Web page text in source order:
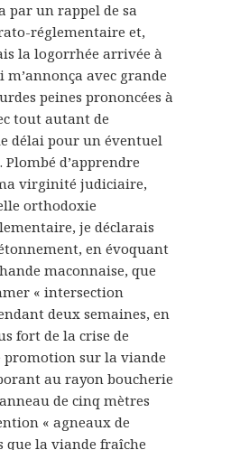
par un rappel de sa
réglementaire et,
la logorrhée arrivée à
m’annonça avec grande
peines prononcées à
tout autant de
délai pour un éventuel
d’apprendre
virginité judiciaire,
orthodoxie
je déclarais
en évoquant
maconnaise, que
« intersection
deux semaines, en
fort de la crise de
promotion sur la viande
au rayon boucherie
de cinq mètres
« agneaux de
que la viande fraîche